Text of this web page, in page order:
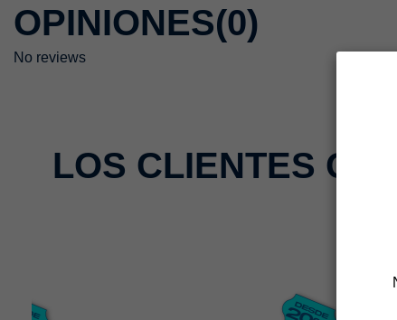
OPINIONES(0)
No reviews
LOS CLIENTES